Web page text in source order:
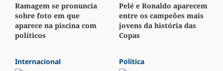
Ramagem se pronuncia
sobre foto em que
aparece na piscina com
políticos
Pelé e Ronaldo aparecem
entre os campeões mais
jovens da história das
Copas
Internacional Política